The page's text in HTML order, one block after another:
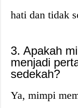
hati dan tidak
3. Apakah
menjadi
sedekah?
Ya, mimpi